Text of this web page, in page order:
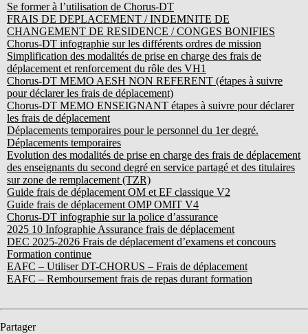
Se former à l’utilisation de Chorus-DT
FRAIS DE DEPLACEMENT / INDEMNITE DE
CHANGEMENT DE RESIDENCE / CONGES BONIFIES
Chorus-DT infographie sur les différents ordres de mission
Simplification des modalités de prise en charge des frais de
déplacement et renforcement du rôle des VH1
Chorus-DT MEMO AESH NON REFERENT (étapes à suivre
pour déclarer les frais de déplacement)
Chorus-DT MEMO ENSEIGNANT étapes à suivre pour déclarer
les frais de déplacement
Déplacements temporaires pour le personnel du 1er degré.
Déplacements temporaires
Evolution des modalités de prise en charge des frais de déplacement
des enseignants du second degré en service partagé et des titulaires
sur zone de remplacement (TZR)
Guide frais de déplacement OM et EF classique V2
Guide frais de déplacement OMP OMIT V4
Chorus-DT infographie sur la police d’assurance
2025 10 Infographie Assurance frais de déplacement
DEC 2025-2026 Frais de déplacement d’examens et concours
Formation continue
EAFC – Utiliser DT-CHORUS – Frais de déplacement
EAFC – Remboursement frais de repas durant formation
Partager